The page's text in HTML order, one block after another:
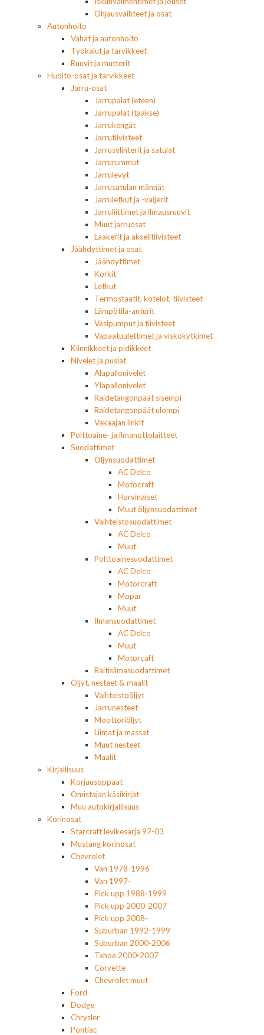
Ohjausvaihteet ja osat
Autonhoito
Vahat ja autonhoito
Työkalut ja tarvikkeet
Ruuvit ja mutterit
Huolto-osat ja tarvikkeet
Jarru-osat
Jarrupalat (eteen)
Jarrupalat (taakse)
Jarrukengät
Jarrutiivisteet
Jarrusylinterit ja satulat
Jarrurummut
Jarrulevyt
Jarrusatulan männät
Jarruletkut ja -vaijerit
Jarruliittimet ja ilmausruuvit
Muut jarruosat
Laakerit ja akselitiivisteet
Jäähdyttimet ja osat
Jäähdyttimet
Korkit
Letkut
Termostaatit, kotelot, tiivisteet
Lämpötila-anturit
Vesipumput ja tiivisteet
Vapaatuulettimet ja viskokytkimet
Kiinnikkeet ja pidikkeet
Nivelet ja puslat
Alapallonivelet
Yläpallonivelet
Raidetangonpäät sisempi
Raidetangonpäät ulompi
Vakaajan linkit
Polttoaine- ja ilmanottolaitteet
Suodattimet
Öljynsuodattimet
AC Delco
Motocraft
Harvinaiset
Muut öljynsuodattimet
Vaihteistosuodattimet
AC Delco
Muut
Polttoainesuodattimet
AC Delco
Motorcraft
Mopar
Muut
Ilmansuodattimet
AC Delco
Muut
Motorcaft
Raitisilmasuodattimet
Öljyt, nesteet & maalit
Vaihteistoöljyt
Jarrunesteet
Moottoriöljyt
Liimat ja massat
Muut nesteet
Maalit
Kirjallisuus
Korjausoppaat
Omistajan käsikirjat
Muu autokirjallisuus
Korinosat
Starcraft levikesarja 97-03
Mustang korinosat
Chevrolet
Van 1978-1996
Van 1997-
Pick upp 1988-1999
Pick upp 2000-2007
Pick upp 2008-
Suburban 1992-1999
Suburban 2000-2006
Tahoe 2000-2007
Corvette
Chevrolet muut
Ford
Dodge
Chrysler
Pontiac